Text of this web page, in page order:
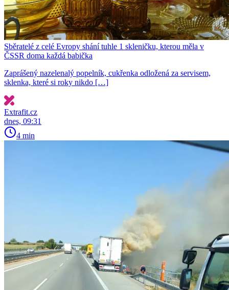
Sběratelé z celé Evropy shání tuhle 1 skleničku, kterou měla v
ČSSR doma každá babička
Zaprášený nazelenalý popelník, cukřenka odložená za servisem,
sklenka, které si roky nikdo […]
Extrafit.cz
dnes, 09:31
4 min